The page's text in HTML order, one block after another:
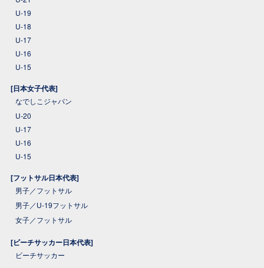
U-19
U-18
U-17
U-16
U-15
[日本女子代表]
なでしこジャパン
U-20
U-17
U-16
U-15
[フットサル日本代表]
男子／フットサル
男子／U-19フットサル
女子／フットサル
[ビーチサッカー日本代表]
ビーチサッカー